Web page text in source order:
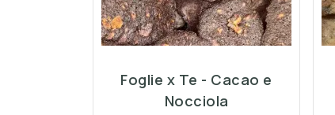
Foglie x Te - Cacao e
Nocciola